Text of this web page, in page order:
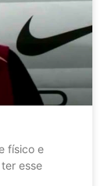
físico e
esse